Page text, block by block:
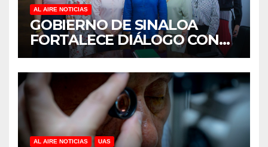
AL AIRE NOTICIAS
GOBIERNO DE SINALOA
FORTALECE DIÁLOGO CON
MUJERES EMPRESARIAS DE
CULIACÁN
AL AIRE NOTICIAS UAS